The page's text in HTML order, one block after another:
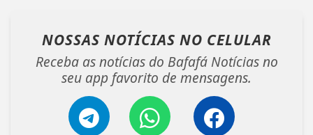
NOSSAS NOTÍCIAS NO CELULAR
Receba as notícias do Bafafá Notícias no
seu app favorito de mensagens.